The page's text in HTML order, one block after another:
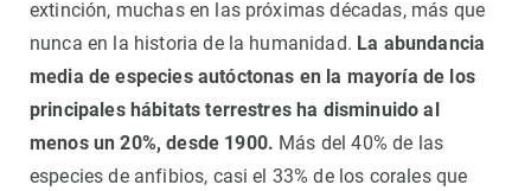
extinción, muchas en las próximas décadas, más que
nunca en la historia de la humanidad. La abundancia
media de especies autóctonas en la mayoría de los
principales hábitats terrestres ha disminuido al
menos un 20%, desde 1900. Más del 40% de las
especies de anfibios, casi el 33% de los corales que